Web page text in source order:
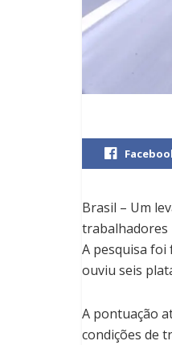
Brasil – Um
trabalhadores
A pesquisa foi
ouviu seis
A pontuação
condições de